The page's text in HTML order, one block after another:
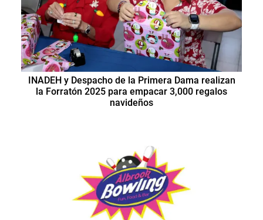
INADEH y Despacho de la Primera Dama realizan
la Forratón 2025 para empacar 3,000 regalos
navideños